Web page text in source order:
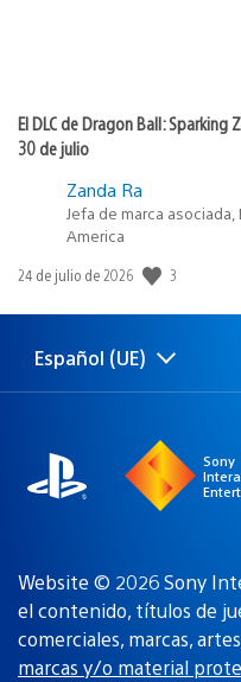
El DLC de Dragon Ball:
30 de julio
Zanda Ra
Jefa de marca
America
Fecha
publicación:
24 de julio de 2026 3
Selecciona
una
Región
actual:
Español (UE)
Sony
Website © 2026 Sony
el contenido, títulos de
comerciales, marcas,
marcas y/o material